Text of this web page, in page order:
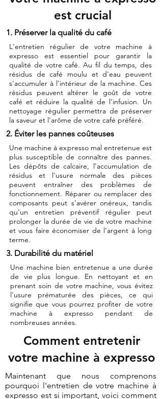
est crucial
1. Préserver la qualité du café
L'entretien régulier de votre machine à
expresso est essentiel pour garantir la
qualité de votre café. Au fil du temps, des
résidus de café moulu et d'eau peuvent
s'accumuler à l'intérieur de la machine. Ces
résidus peuvent altérer le goût de votre
café et réduire la qualité de l'infusion. Un
nettoyage régulier permettra de préserver
la saveur et l'arôme de votre café préféré.
2. Éviter les pannes coûteuses
Une machine à expresso mal entretenue est
plus susceptible de connaître des pannes.
Les dépôts de calcaire, l'accumulation de
résidus et l'usure normale des pièces
peuvent entraîner des problèmes de
fonctionnement. Réparer ou remplacer des
composants peut s'avérer onéreux, tandis
qu'un entretien préventif régulier peut
prolonger la durée de vie de votre machine
et vous faire économiser de l'argent à long
terme.
3. Durabilité du matériel
Une machine bien entretenue a une durée
de vie plus longue. En nettoyant et en
prenant soin de votre machine, vous évitez
l'usure prématurée des pièces, ce qui
signifie que vous pourrez profiter de votre
machine à expresso pendant de
nombreuses années.
Comment entretenir
votre machine à expresso
Maintenant que nous comprenons
pourquoi l'entretien de votre machine à
expresso est si important, voici comment